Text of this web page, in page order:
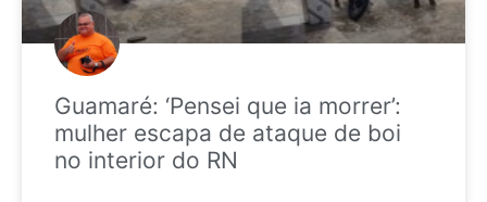
Guamaré: ‘Pensei que ia morrer’:
mulher escapa de ataque de boi
no interior do RN